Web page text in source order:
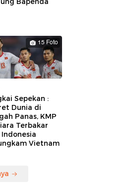
15 Foto
Sepekan :
Dunia di
Panas, KMP
Terbakar
Vietnam